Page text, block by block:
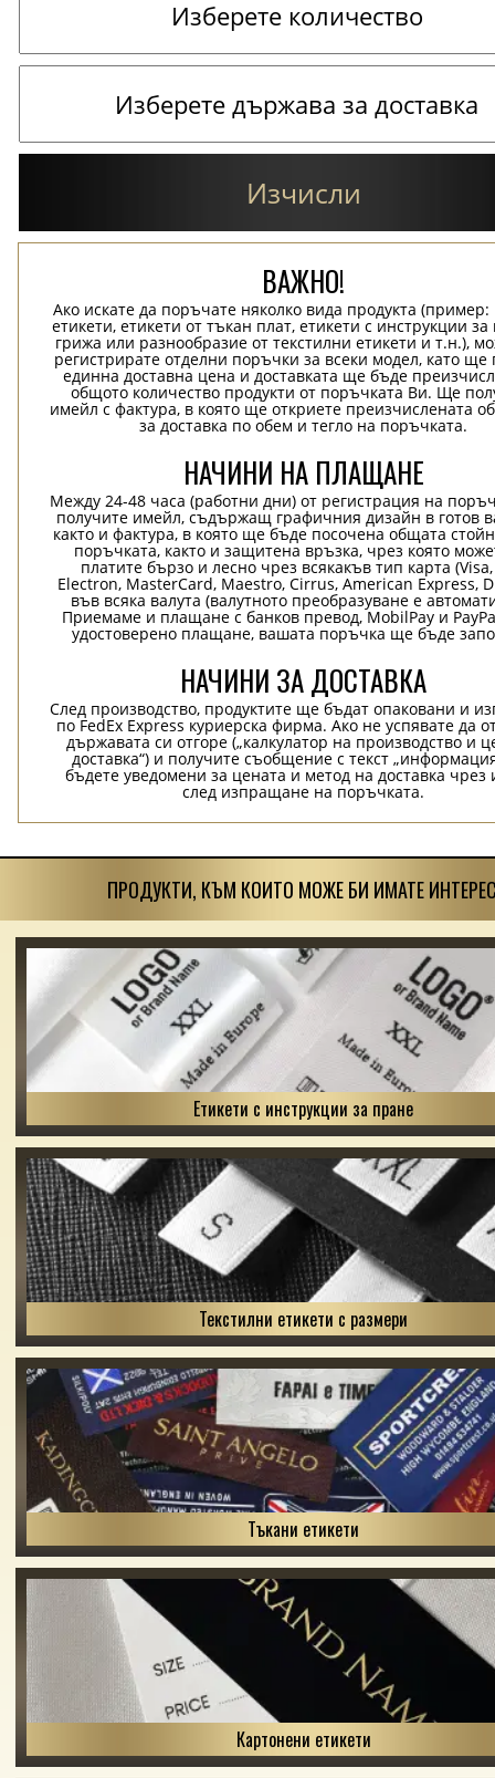
Изчисли
ВАЖНО!
Ако искате да поръчате няколко вида продукта
етикети, етикети от тъкан плат, етикети с инструкции
грижа или разнообразие от текстилни етикети и т.н.),
регистрирате отделни поръчки за всеки модел, като ще
единна доставна цена и доставката ще бъде
общото количество продукти от поръчката Ви. Ще
имейл с фактура, в която ще откриете преизчислената
за доставка по обем и тегло на поръчката.
НАЧИНИ НА ПЛАЩАНЕ
Между 24-48 часа (работни дни) от регистрация на
получите имейл, съдържащ графичния дизайн в готов
както и фактура, в която ще бъде посочена общата
поръчката, както и защитена връзка, чрез която
платите бързо и лесно чрез всякакъв тип карта
Electron, MasterCard, Maestro, Cirrus, American Express,
във всяка валута (валутното преобразуване е
Приемаме и плащане с банков превод, MobilPay и
удостоверено плащане, вашата поръчка ще бъде
НАЧИНИ ЗА ДОСТАВКА
След производство, продуктите ще бъдат опаковани и
по FedEx Express куриерска фирма. Ако не успявате да
държавата си отгоре („калкулатор на производство и
доставка“) и получите съобщение с текст
бъдете уведомени за цената и метод на доставка чрез
след изпращане на поръчката.
ПРОДУКТИ, КЪМ КОИТО МОЖЕ БИ ИМАТЕ
Етикети с инструкции за пране
Текстилни етикети с размери
Тъкани етикети
Картонени етикети